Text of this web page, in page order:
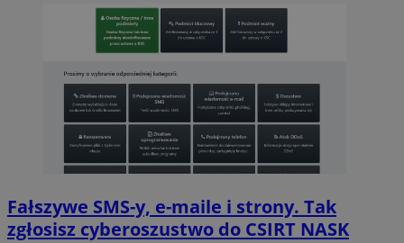
Fałszywe SMS-y, e-maile i strony. Tak
zgłosisz cyberoszustwo do CSIRT NASK